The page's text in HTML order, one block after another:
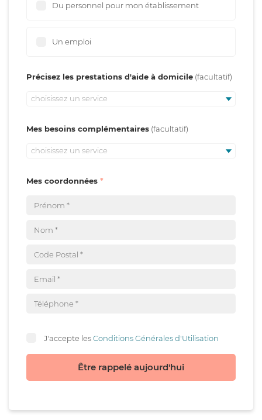
Du personnel pour mon établissement
Un emploi
Précisez les prestations d'aide à domicile
choisissez un service
Mes besoins complémentaires
choisissez un service
Mes coordonnées
J'accepte lesConditions Générales d'Utilisation
Être rappelé aujourd'hui